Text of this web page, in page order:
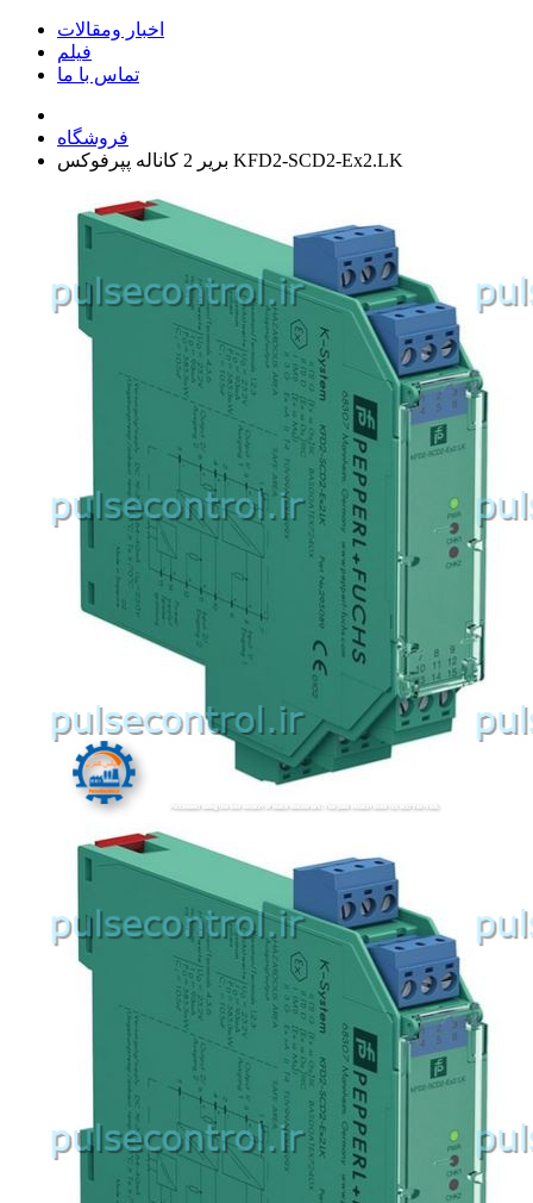
اخبار ومقالات
فیلم
تماس با ما
فروشگاه
بریر 2 کاناله پپرفوکس KFD2-SCD2-Ex2.LK